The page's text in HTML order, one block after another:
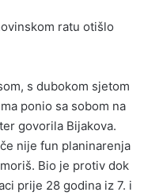
ratu otišlo
s dubokom sjetom
ponio sa sobom na
govorila Bijakova.
nije fun planinarenja
Bio je protiv dok
prije 28 godina iz 7. i